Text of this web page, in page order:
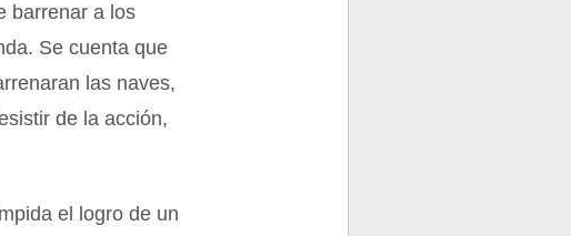
barrenar a los
Se cuenta que
las naves,
de la acción,
el logro de un